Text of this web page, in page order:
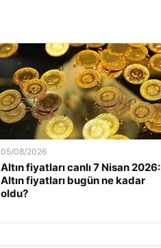
05/08/2026
Altın fiyatları canlı 7 Nisan 2026:
Altın fiyatları bugün ne kadar
oldu?